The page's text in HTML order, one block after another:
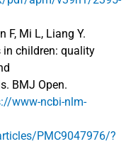
F, Mi L, Liang Y.
in children: quality
BMJ Open.
www-ncbi-nlm-
PMC9047976/?